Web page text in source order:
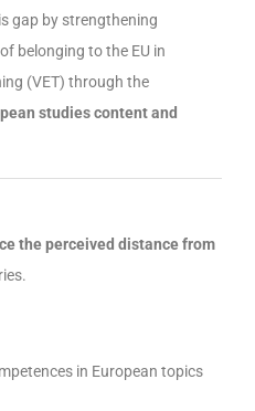
gap by strengthening
belonging to the EU in
(VET) through the
studies content and
the perceived distance from
in European topics